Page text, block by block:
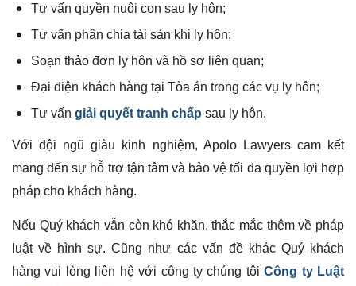
Tư vấn quyền nuôi con sau ly hôn;
Tư vấn phân chia tài sản khi ly hôn;
Soạn thảo đơn ly hôn và hồ sơ liên quan;
Đại diện khách hàng tại Tòa án trong các vụ ly hôn;
Tư vấn giải quyết tranh chấp sau ly hôn.
Với đội ngũ giàu kinh nghiệm, Apolo Lawyers cam kết
mang đến sự hỗ trợ tận tâm và bảo vệ tối đa quyền lợi hợp
pháp cho khách hàng.
Nếu Quý khách vẫn còn khó khăn, thắc mắc thêm về pháp
luật về hình sự. Cũng như các vấn đề khác Quý khách
hàng vui lòng liên hệ với công ty chúng tôiCông ty Luật